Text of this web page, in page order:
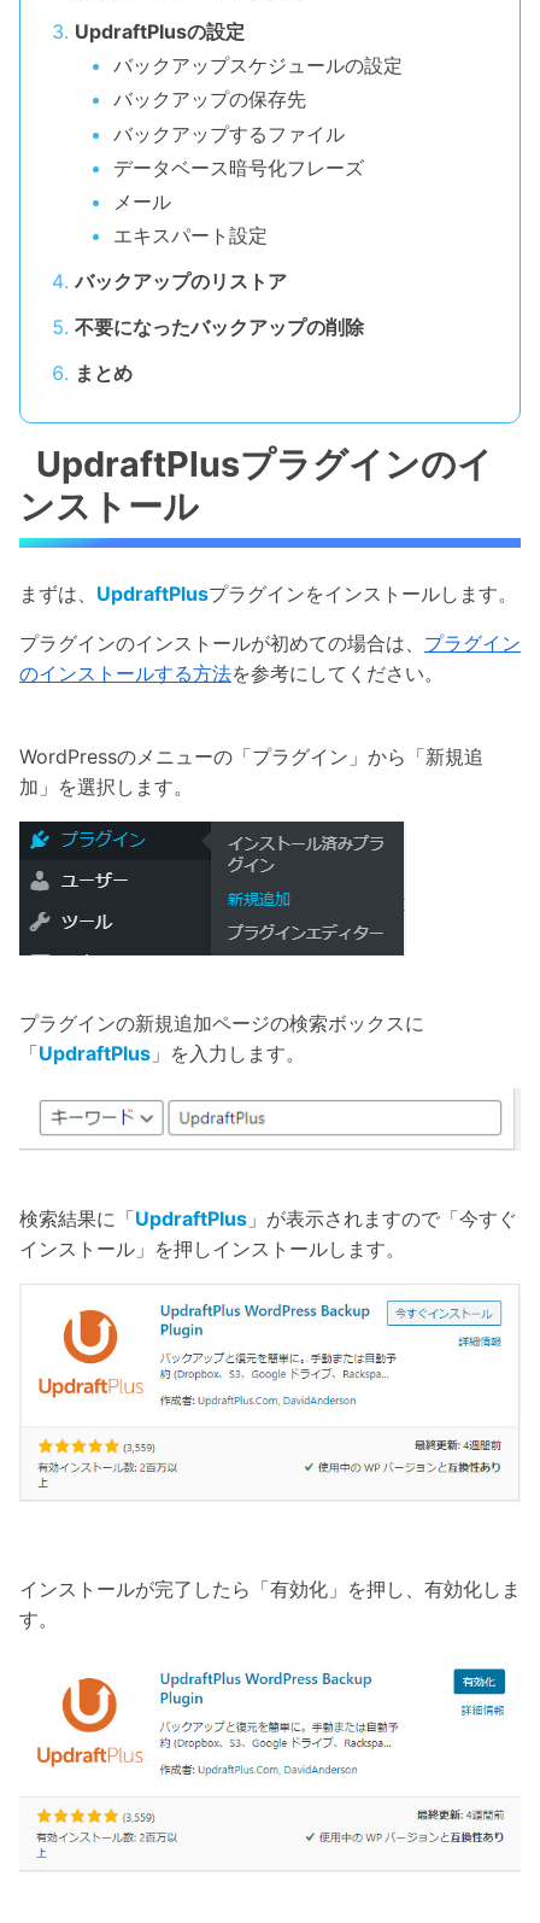
UpdraftPlusの設定
バックアップスケジュールの設定
バックアップの保存先
バックアップするファイル
データベース暗号化フレーズ
メール
エキスパート設定
バックアップのリストア
不要になったバックアップの削除
まとめ
UpdraftPlusプラグインのイ
ンストール
まずは、 UpdraftPlusプラグインをインストールします。
プラグインのインストールが初めての場合は、 プラグイン
のインストールする方法を参考にしてください。
WordPressのメニューの「プラグイン」から「新規追
加」を選択します。
プラグインの新規追加ページの検索ボックスに
「UpdraftPlus 」を入力します。
検索結果に「UpdraftPlus 」が表示されますので「今すぐ
インストール」を押しインストールします。
インストールが完了したら「有効化」を押し、有効化しま
す。